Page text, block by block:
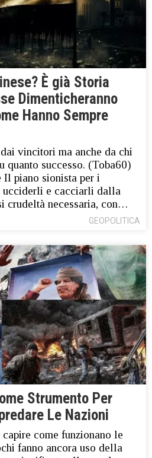
È già Storia
Dimenticheranno
Hanno Sempre
vincitori ma anche da chi
quanto successo. (Toba60)
Il piano sionista per i
e cacciarli dalla
crudeltà necessaria, con…
GEOPOLITICA
Strumento Per
Le Nazioni
come funzionano le
fanno ancora uso della